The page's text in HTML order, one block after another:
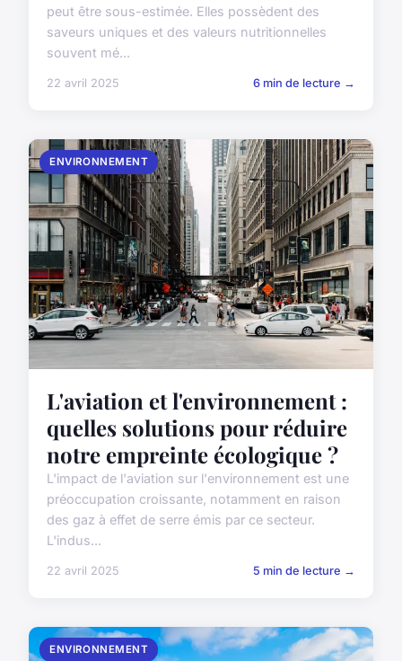
peut être sous-estimée. Elles possèdent des
saveurs uniques et des valeurs nutritionnelles
souvent mé...
22 avril 2025 6 min de lecture →
ENVIRONNEMENT
L'aviation et l'environnement :
quelles solutions pour réduire
notre empreinte écologique ?
L'impact de l'aviation sur l'environnement est une
préoccupation croissante, notamment en raison
des gaz à effet de serre émis par ce secteur.
L'indus...
22 avril 2025 5 min de lecture →
ENVIRONNEMENT